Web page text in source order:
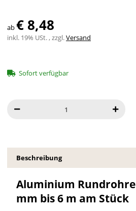
ab€ 8,48
inkl. 19% USt. , zzgl.Versand
Sofort verfügbar
Beschreibung
Aluminium
mm bis 6 m am Stück